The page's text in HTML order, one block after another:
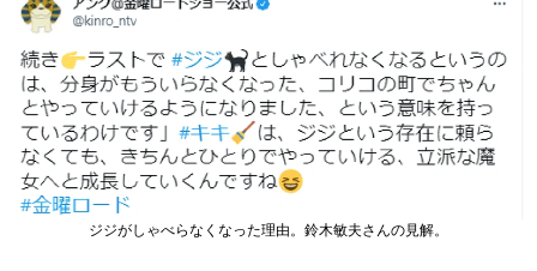
ジジがしゃべらなくなった理由。鈴木敏夫さんの見解。